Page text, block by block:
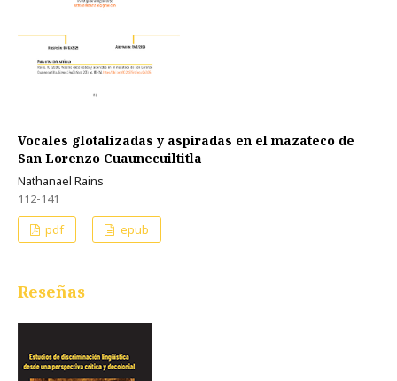
Vocales glotalizadas y aspiradas en el mazateco de
San Lorenzo Cuaunecuiltitla
Nathanael Rains
112-141
pdf
epub
Reseñas